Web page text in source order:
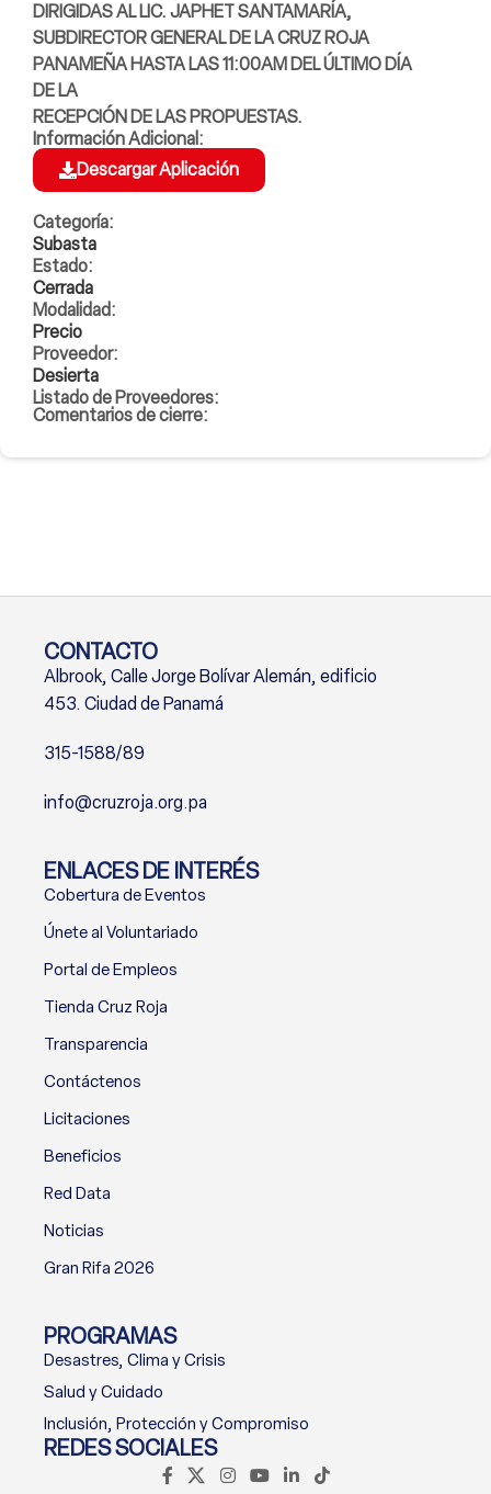
DIRIGIDAS AL LIC. JAPHET SANTAMARÍA,
SUBDIRECTOR GENERAL DE LA CRUZ ROJA
PANAMEÑA HASTA LAS 11:00AM DEL ÚLTIMO DÍA
DE LA
RECEPCIÓN DE LAS PROPUESTAS.
Información Adicional:
Descargar Aplicación
Categoría:
Subasta
Estado:
Cerrada
Modalidad:
Precio
Proveedor:
Desierta
Listado de Proveedores:
Comentarios de cierre:
CONTACTO
Albrook, Calle Jorge Bolívar Alemán, edificio
453. Ciudad de Panamá
315-1588/89
info@cruzroja.org.pa
ENLACES DE INTERÉS
Cobertura de Eventos
Únete al Voluntariado
Portal de Empleos
Tienda Cruz Roja
Transparencia
Contáctenos
Licitaciones
Beneficios
Red Data
Noticias
Gran Rifa 2026
PROGRAMAS
Desastres, Clima y Crisis
Salud y Cuidado
Inclusión, Protección y Compromiso
REDES SOCIALES